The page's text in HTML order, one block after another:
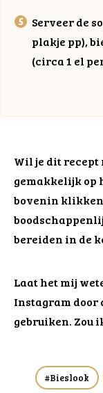
Serveer de
plakje pp),
(circa 1 el
Wil je dit recept
gemakkelijk op
bovenin
bereiden in de
Laat het mij
Instagram door
gebruiken. Zou
Bieslook